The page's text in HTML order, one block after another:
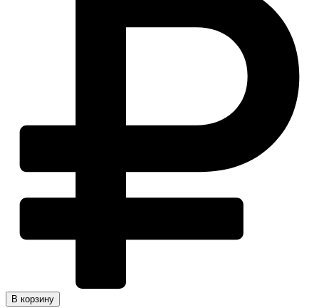
В корзину